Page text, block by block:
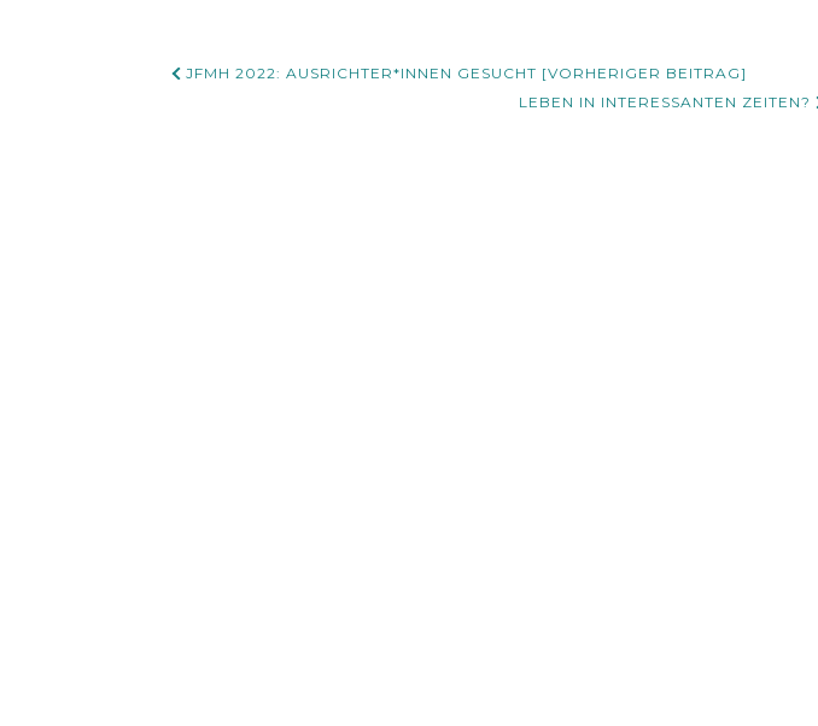
Beitrags-
JFMH 2022: AUSRICHTER*INNEN GESUCHT [VORHERIGER BEITRAG]
LEBEN IN INTERESSANTEN ZEITEN?